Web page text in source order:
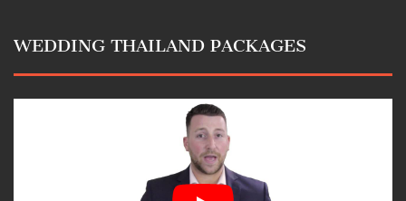
WEDDING THAILAND PACKAGES